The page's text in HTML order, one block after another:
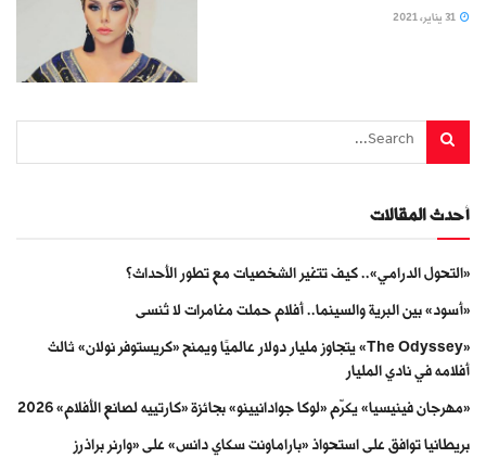
أحدث المقالات
«التحول الدرامي».. كيف تتغير الشخصيات مع تطور الأحداث؟
«أسود» بين البرية والسينما.. أفلام حملت مغامرات لا تُنسى
«The Odyssey» يتجاوز مليار دولار عالميًا ويمنح «كريستوفر نولان» ثالث
أفلامه في نادي المليار
«مهرجان فينيسيا» يكرّم «لوكا جوادانيينو» بجائزة «كارتييه لصانع الأفلام» 2026
بريطانيا توافق على استحواذ «باراماونت سكاي دانس» على «وارنر براذرز